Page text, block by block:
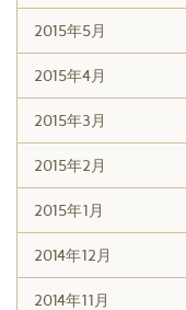
2015年5月
2015年4月
2015年3月
2015年2月
2015年1月
2014年12月
2014年11月